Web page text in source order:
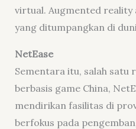
virtual. Augmented reality
yang ditumpangkan di
NetEase
Sementara itu, salah satu
berbasis game China,
mendirikan fasilitas di
berfokus pada